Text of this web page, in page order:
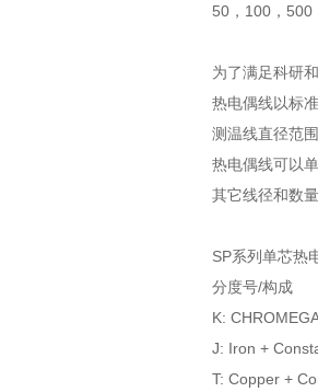
50，100，500
为了满足科研
热电偶线以标
测温线直径范
热电偶线可以
其它线径和数
SP系列单芯热
分度号/构成
K:
J: Iron +
T: Copper +